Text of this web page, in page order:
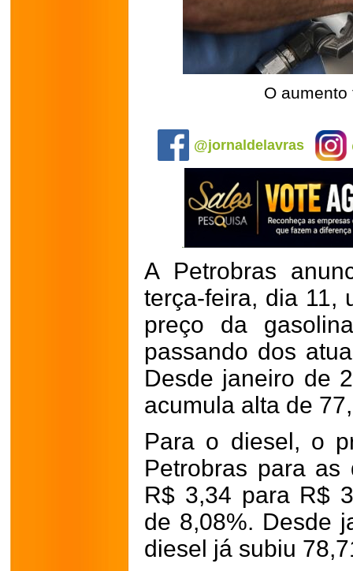
O
@jornaldelavras
A Petrobras
terça-feira, dia 11,
preço da
passando dos
Desde janeiro de
acumula alta de
Para o diesel, o
Petrobras para as
R$ 3,34 para R$
de 8,08%. Desde
diesel já subiu